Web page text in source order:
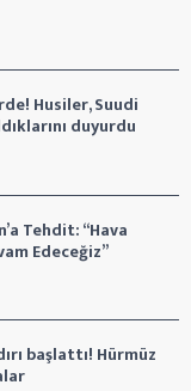
Husiler, Suudi
duyurdu
Tehdit: “Hava
Edeceğiz”
başlattı! Hürmüz